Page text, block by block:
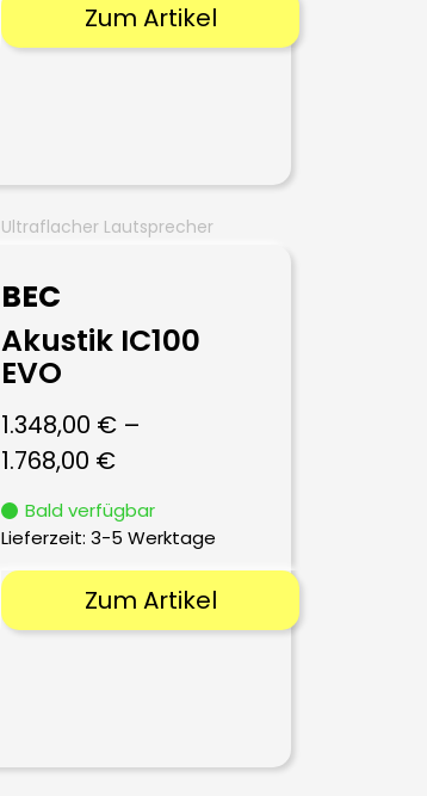
Zum Artikel
Ultraflacher Lautsprecher
BEC
Akustik IC100
EVO
1.348,00 € –
1.768,00 €
Bald verfügbar
Lieferzeit: 3-5 Werktage
Zum Artikel